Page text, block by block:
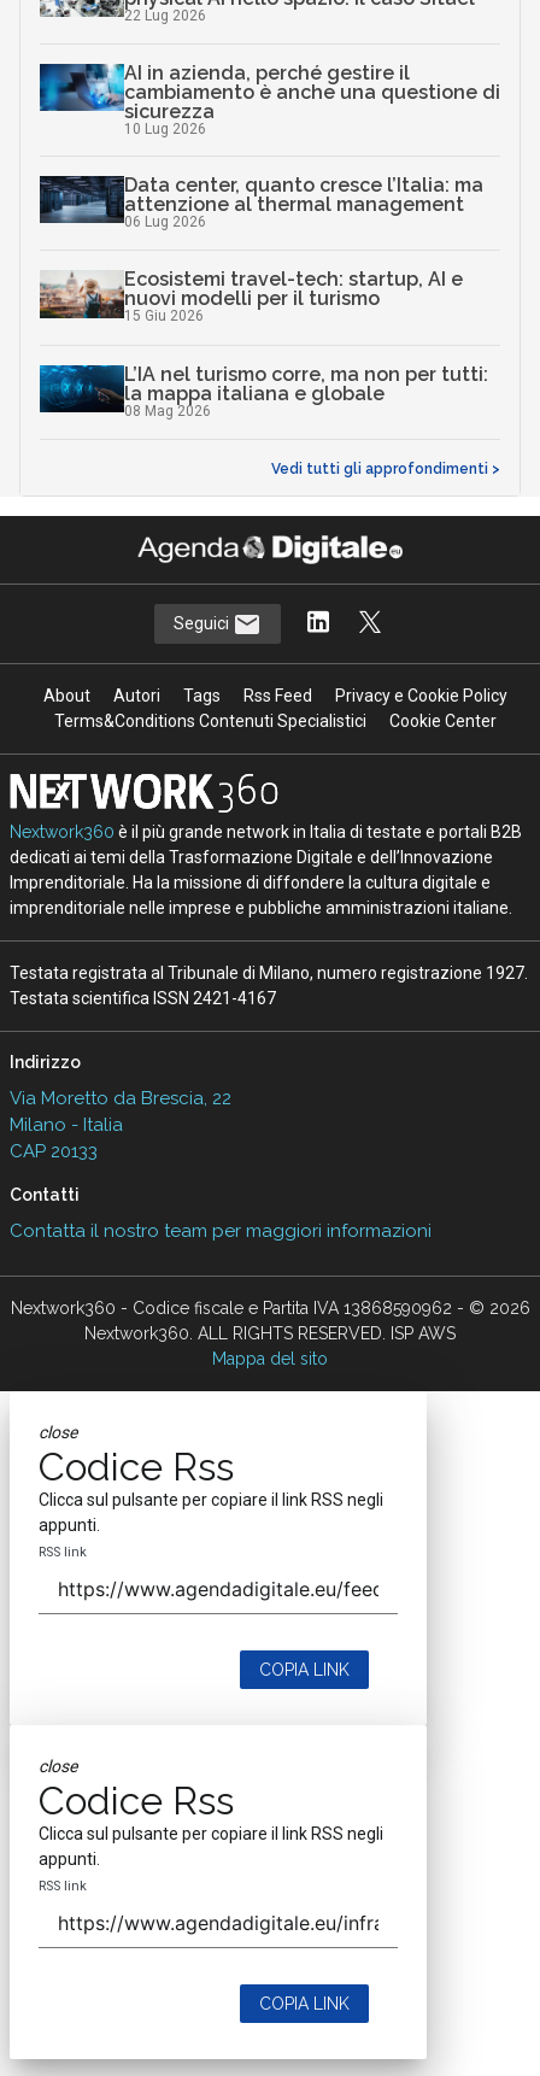
22 Lug 2026
AI in azienda, perché gestire il
cambiamento è anche una questione di
sicurezza
10 Lug 2026
Data center, quanto cresce l’Italia: ma
attenzione al thermal management
06 Lug 2026
Ecosistemi travel-tech: startup, AI e
nuovi modelli per il turismo
15 Giu 2026
L’IA nel turismo corre, ma non per tutti:
la mappa italiana e globale
08 Mag 2026
Vedi tutti gli approfondimenti >
Seguici
About Autori Tags Rss Feed
Privacy e Cookie Policy
Terms&Conditions Contenuti Specialistici
Cookie Center
Nextwork360 è il più grande network in Italia di testate e portali B2B
dedicati ai temi della Trasformazione Digitale e dell’Innovazione
Imprenditoriale. Ha la missione di diffondere la cultura digitale e
imprenditoriale nelle imprese e pubbliche amministrazioni italiane.
Testata registrata al Tribunale di Milano, numero registrazione 1927.
Testata scientifica ISSN 2421-4167
Indirizzo
Via Moretto da Brescia, 22
Milano - Italia
CAP 20133
Contatti
Contatta il nostro team per maggiori informazioni
Nextwork360 - Codice fiscale e Partita IVA 13868590962 - © 2026
Nextwork360. ALL RIGHTS RESERVED. ISP AWS
Mappa del sito
close
Codice Rss
Clicca sul pulsante per copiare il link RSS negli
appunti.
RSS link
COPIA LINK
close
Codice Rss
Clicca sul pulsante per copiare il link RSS negli
appunti.
RSS link
COPIA LINK